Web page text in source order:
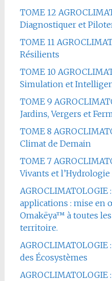
TOME 12
Diagnostiquer et
TOME 11
Résilients
TOME 10
Simulation et
TOME 9
Jardins, Vergers et
TOME 8
Climat de Demain
TOME 7
Vivants et
AGROCLIMATOLOGIE
applications : mise en
Omakëya™ à toutes
territoire.
des Écosystèmes
AGROCLIMATOLOGIE